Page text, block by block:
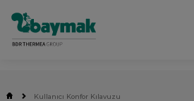
Kullanıcı Konfor Kılavuzu